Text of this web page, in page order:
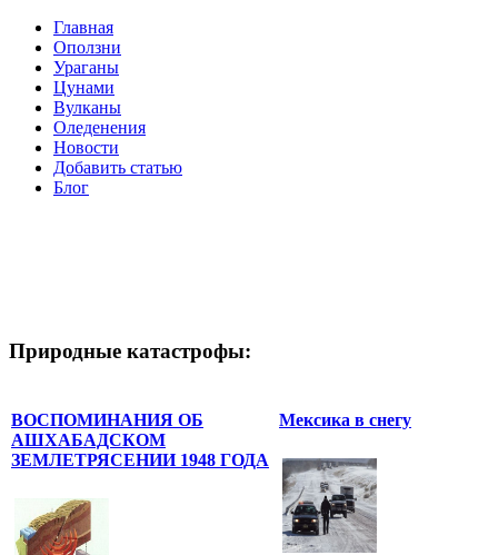
Главная
Оползни
Ураганы
Цунами
Вулканы
Оледенения
Новости
Добавить статью
Блог
Природные катастрофы:
ВОСПОМИНАНИЯ ОБ
АШХАБАДСКОМ
ЗЕМЛЕТРЯСЕНИИ 1948 ГОДА
Мексика в снегу